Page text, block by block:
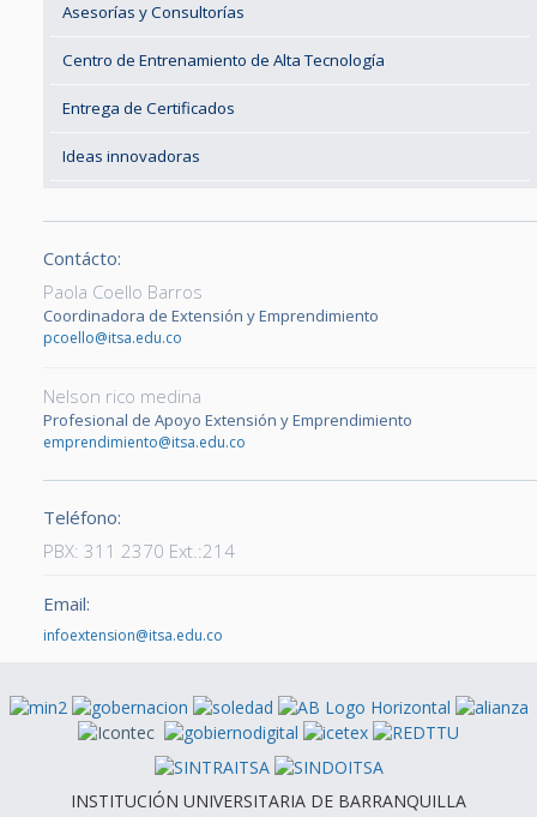
Asesorías y Consultorías
Centro de Entrenamiento de Alta Tecnología
Entrega de Certificados
Ideas innovadoras
Contácto:
Paola Coello Barros
Coordinadora de Extensión y Emprendimiento
pcoello@itsa.edu.co
Nelson rico medina
Profesional de Apoyo Extensión y Emprendimiento
emprendimiento@itsa.edu.co
Teléfono:
PBX: 311 2370 Ext.:214
Email:
infoextension@itsa.edu.co
INSTITUCIÓN UNIVERSITARIA DE BARRANQUILLA